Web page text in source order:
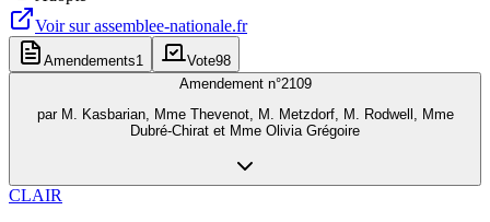
Voir surassemblee-nationale.fr
Amendements1 Vote98
Amendement n°2109
par M. Kasbarian, Mme Thevenot, M. Metzdorf, M. Rodwell, Mme
Dubré-Chirat et Mme Olivia Grégoire
CLAIR